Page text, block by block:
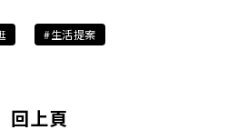
#生活提案
回上頁